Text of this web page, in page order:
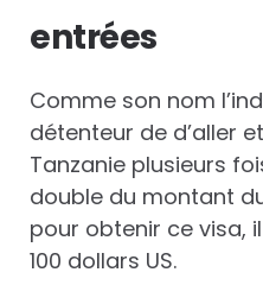
entrées
Comme son nom
détenteur de d’aller
Tanzanie plusieurs
double du montant
pour obtenir ce visa,
100 dollars US.